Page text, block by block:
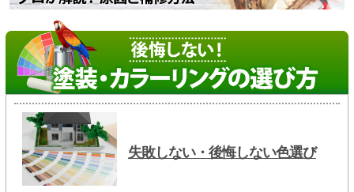
失敗しない・後悔しない色選び